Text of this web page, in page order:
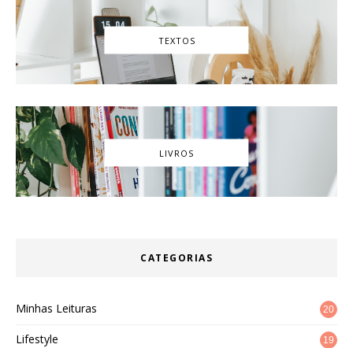
TEXTOS
LIVROS
CATEGORIAS
Minhas Leituras 20
Lifestyle 19